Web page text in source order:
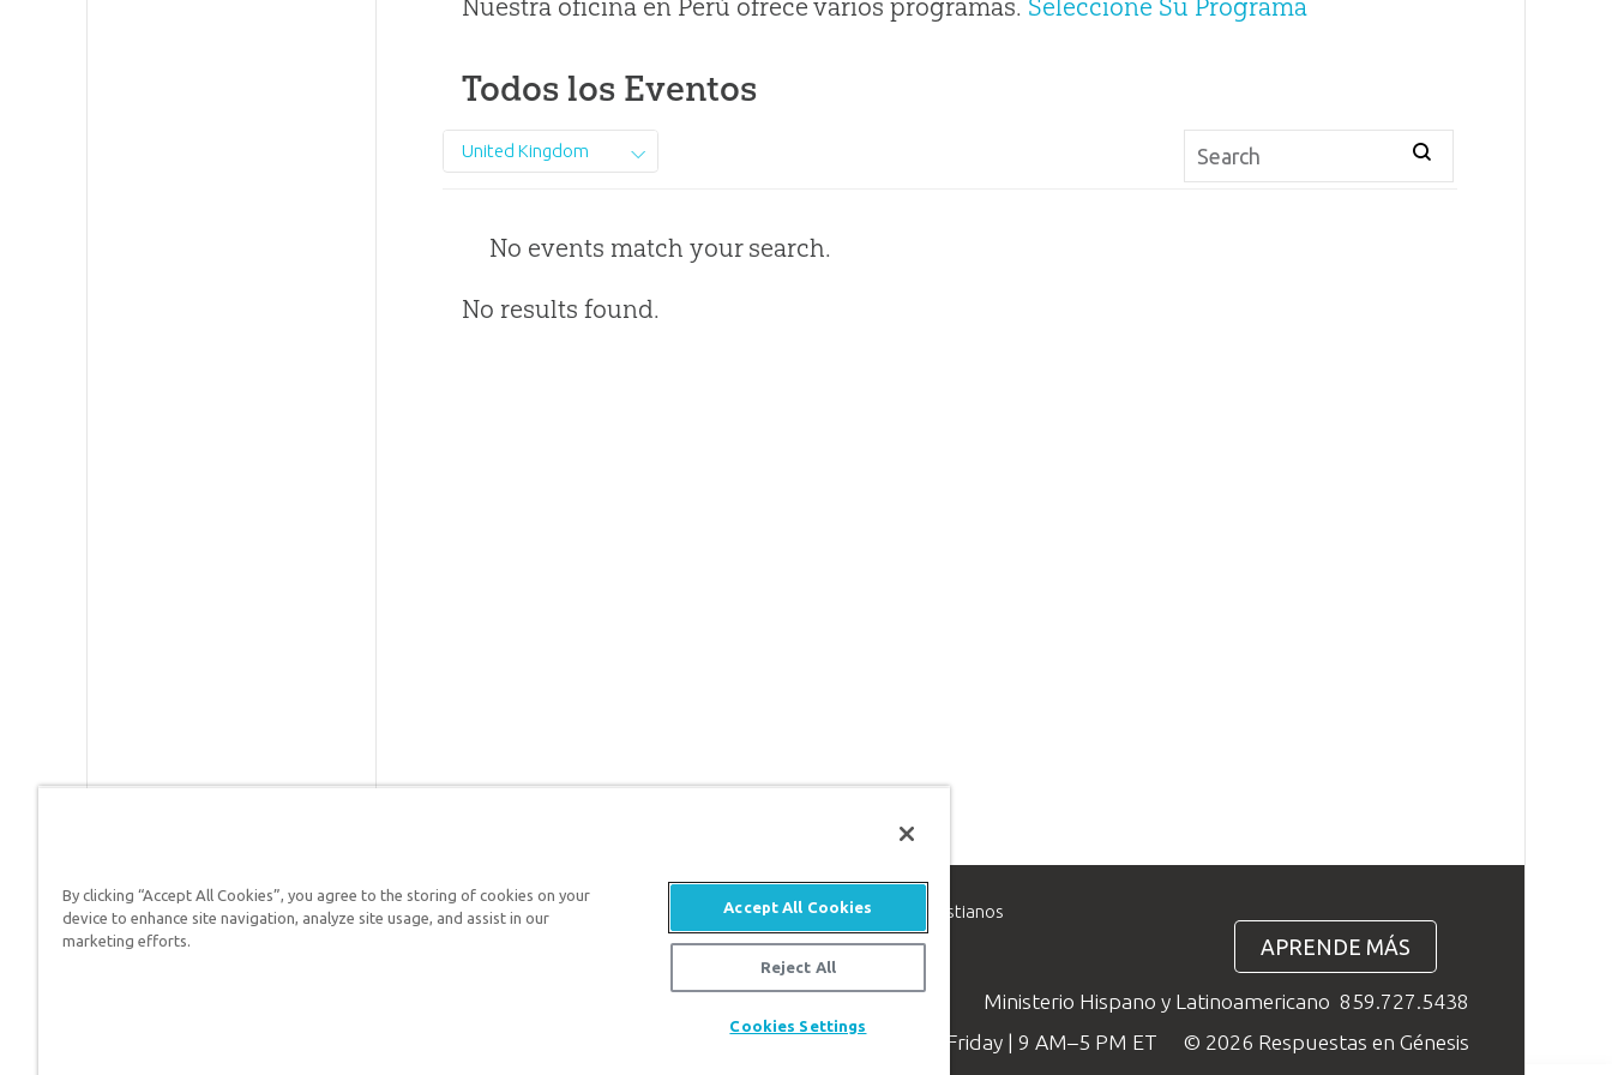
Nuestra oficina en Perú ofrece varios programas. Seleccione Su Programa
Todos los Eventos
United Kingdom
No events match your search.
No results found.
Respuestas en Génesis es un ministerio de apologética, dedicado a ayudar a los cristianos
defender su fe y proclamar el evangelio de Jesucristo.
APRENDE MÁS
Ministerio Hispano y Latinoamericano 859.727.5438
Available Monday–Friday | 9 AM–5 PM ET
© 2026 Respuestas en Génesis
By clicking “Accept All Cookies”, you agree to the storing of cookies on your
device to enhance site navigation, analyze site usage, and assist in our
marketing efforts.
Accept All Cookies
Reject All
Cookies Settings